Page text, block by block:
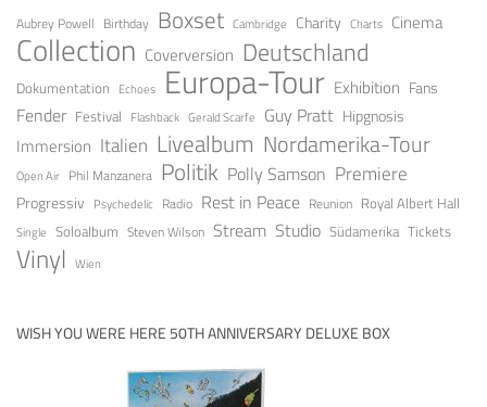
Aubrey Powell Birthday Boxset Cambridge Charity Charts Cinema
Collection Coverversion Deutschland
Dokumentation Echoes Europa-Tour Exhibition Fans
Fender Festival Flashback Gerald Scarfe Guy Pratt Hipgnosis
Immersion Italien Livealbum Nordamerika-Tour
Open Air Phil Manzanera Politik Polly Samson Premiere
Progressiv Psychedelic Radio Rest in Peace Reunion Royal Albert Hall
Single Soloalbum Steven Wilson Stream Studio Südamerika Tickets
Vinyl Wien
WISH YOU WERE HERE 50TH ANNIVERSARY DELUXE BOX